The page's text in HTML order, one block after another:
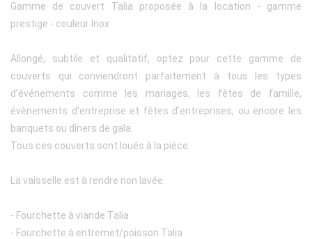
Gamme de couvert Talia proposée à la location - gamme
prestige - couleur Inox
Allongé, subtile et qualitatif, optez pour cette gamme de
couverts qui conviendront parfaitement à tous les types
d’événements comme les mariages, les fêtes de famille,
évènements d'entreprise et fêtes d’entreprises, ou encore les
banquets ou dîners de gala.
Tous ces couverts sont loués à la pièce.
La vaisselle est à rendre non lavée.
- Fourchette à viande Talia
- Fourchette à entremet/poisson Talia